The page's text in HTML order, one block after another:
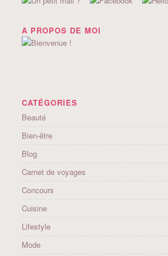
A PROPOS DE MOI
CATÉGORIES
Beauté
Bien-être
Blog
Carnet de voyages
Concours
Cuisine
Lifestyle
Mode